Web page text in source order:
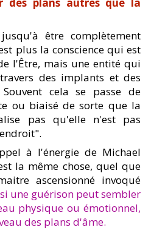
être complètement
plus la conscience qui est
l'Être, mais une entité qui
des implants et des
cela se passe de
ou biaisé de sorte que la
pas qu'elle n'est pas
à l'énergie de Michael
la même chose, quel que
ascensionné invoqué
une guérison peut sembler
physique ou émotionnel,
des plans d'âme.